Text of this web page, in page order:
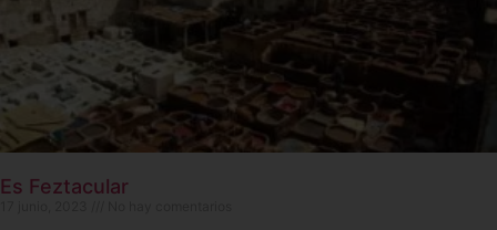
Es Feztacular